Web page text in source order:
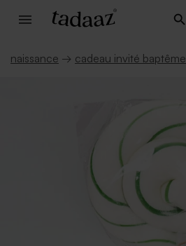
naissance → cadeau invité baptême